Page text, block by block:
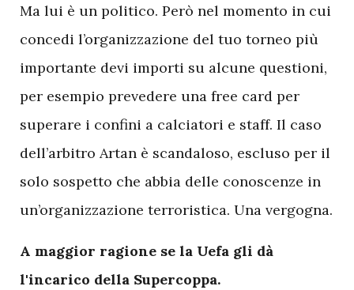
Ma lui è un politico. Però nel momento in cui
concedi l’organizzazione del tuo torneo più
importante devi importi su alcune questioni,
per esempio prevedere una free card per
superare i confini a calciatori e staff. Il caso
dell’arbitro Artan è scandaloso, escluso per il
solo sospetto che abbia delle conoscenze in
un’organizzazione terroristica. Una vergogna.
A maggior ragione se la Uefa gli dà
l'incarico della Supercoppa.